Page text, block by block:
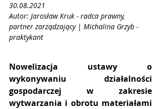
30.08.2021
Autor: Jarosław Kruk - radca prawny,
partner zarządzający | Michalina Grzyb -
praktykant
Nowelizacja ustawy o
wykonywaniu działalności
gospodarczej w zakresie
wytwarzania i obrotu materiałami